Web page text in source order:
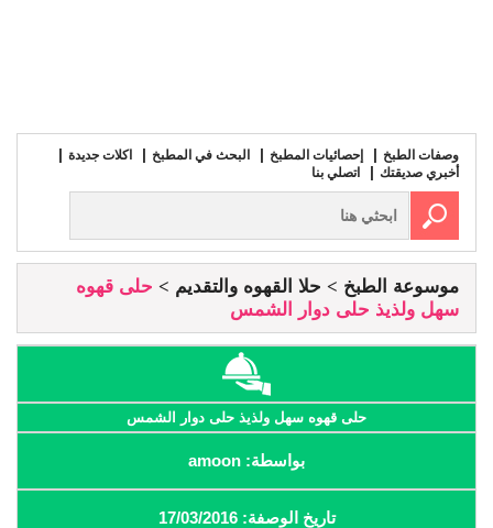
وصفات الطبخ إحصائيات المطبخ البحث في المطبخ
اكلات جديدة
أخبري صديقتك
اتصلي بنا
موسوعة الطبخ حلا القهوه والتقديم
حلى قهوه
سهل ولذيذ حلى دوار الشمس
حلى قهوه سهل ولذيذ حلى دوار الشمس
بواسطة: amoon
تاريخ الوصفة: 17/03/2016